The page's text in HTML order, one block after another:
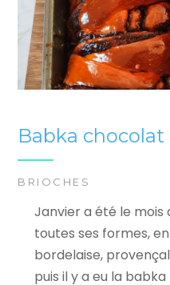
Babka
BRIOCHES
Janvier a été le mois
toutes ses formes,
bordelaise,
puis il y a eu la